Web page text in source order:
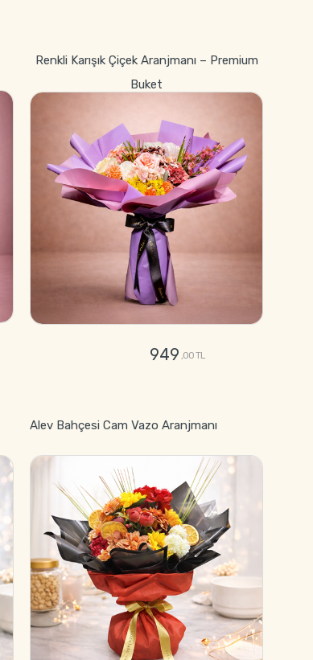
Renkli Karışık Çiçek Aranjmanı – Premium
Buket
949 ,00 TL
Alev Bahçesi Cam Vazo Aranjmanı